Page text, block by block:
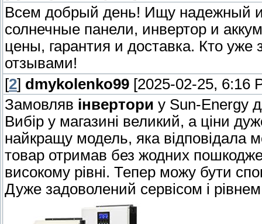
Всем добрый день! Ищу надежный
солнечные панели, инвертор и
цены, гарантия и доставка. Кто уже
отзывами!
[2] dmykolenko99 [2025-02-25, 6:16
Замовляв інвертори у Sun-Energy
Вибір у магазині великий, а ціни
найкращу модель, яка відповідала
товар отримав без жодних
високому рівні. Тепер можу бути
Дуже задоволений сервісом і